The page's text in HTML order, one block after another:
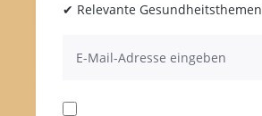
✔ Relevante Gesundheitsthemen